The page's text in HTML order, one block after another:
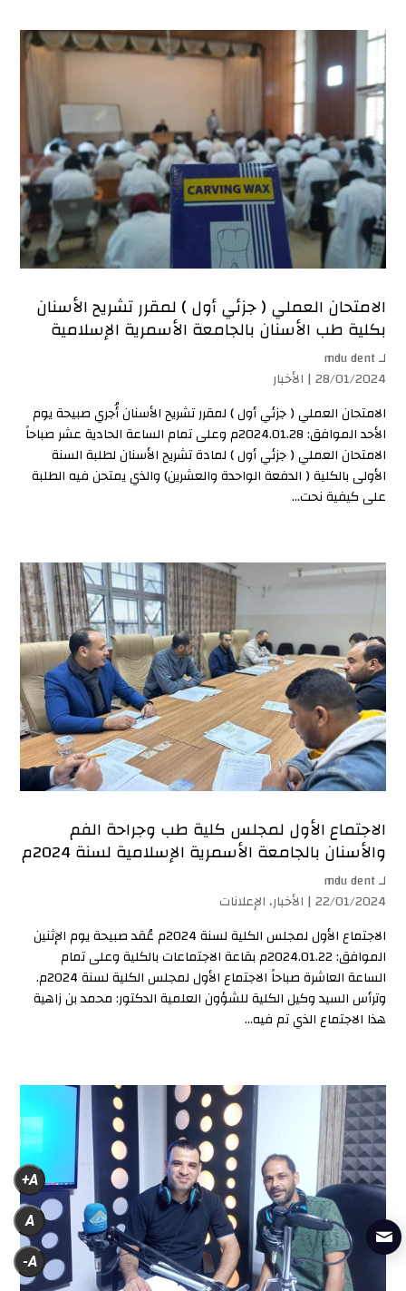
الامتحان العملي ( جزئي أول ) لمقرر تشريح الأسنان
بكلية طب الأسنان بالجامعة الأسمرية الإسلامية
لـmdu dent
28/01/2024 | الأخبار
الامتحان العملي ( جزئي أول ) لمقرر تشريح الأسنان أُجري صبيحة يوم
الأحد الموافق: 2024.01.28م وعلى تمام الساعة الحادية عشر صباحاً
الامتحان العملي ( جزئي أول ) لمادة تشريح الأسنان لطلبة السنة
الأولى بالكلية ( الدفعة الواحدة والعشرين) والذي يمتحن فيه الطلبة
على كيفية نحت...
الاجتماع الأول لمجلس كلية طب وجراحة الفم
والأسنان بالجامعة الأسمرية الإسلامية لسنة 2024م
لـmdu dent
22/01/2024 | الأخبار، الإعلانات
الاجتماع الأول لمجلس الكلية لسنة 2024م عُقد صبيحة يوم الإثنين
الموافق: 2024.01.22م بقاعة الاجتماعات بالكلية وعلى تمام
الساعة العاشرة صباحاً الاجتماع الأول لمجلس الكلية لسنة 2024م.
وترأس السيد وكيل الكلية للشؤون العلمية الدكتور: محمد بن زاهية
هذا الاجتماع الذي تم فيه...
A+
A
A-